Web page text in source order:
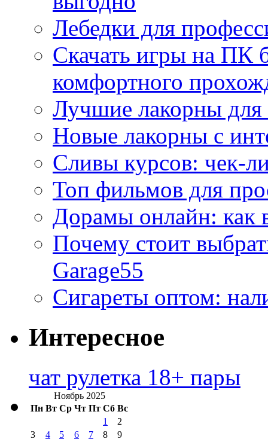
Лебедки для
Скачать игры на ПК
комфортного
Лучшие лакорны для
Новые лакорны с
Сливы курсов: чек-
Топ фильмов для
Дорамы онлайн: как
Почему стоит
Garage55
Сигареты оптом:
Интересное
чат рулетка 18+ пары
Ноябрь 2025
Пн Вт Ср Чт Пт Сб Вс
1
2
3
4 5 6 7 8
9